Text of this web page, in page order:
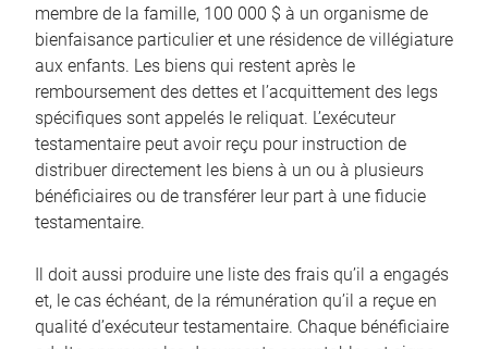
membre de la famille, 100 000 $ à un organisme de
bienfaisance particulier et une résidence de villégiature
aux enfants. Les biens qui restent après le
remboursement des dettes et l’acquittement des legs
spécifiques sont appelés le reliquat. L’exécuteur
testamentaire peut avoir reçu pour instruction de
distribuer directement les biens à un ou à plusieurs
bénéficiaires ou de transférer leur part à une fiducie
testamentaire.
Il doit aussi produire une liste des frais qu’il a engagés
et, le cas échéant, de la rémunération qu’il a reçue en
qualité d’exécuteur testamentaire. Chaque bénéficiaire